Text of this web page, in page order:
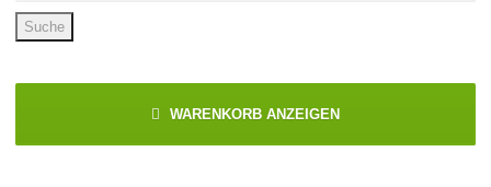
Suche
WARENKORB ANZEIGEN